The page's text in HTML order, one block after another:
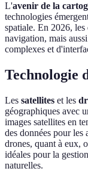
L'avenir de la
technologies
spatiale. En 2026, les
navigation, mais
complexes et
Technologie
Les satellites et les
géographiques avec
images satellites en
des données pour
drones, quant à eux,
idéales pour la
naturelles.